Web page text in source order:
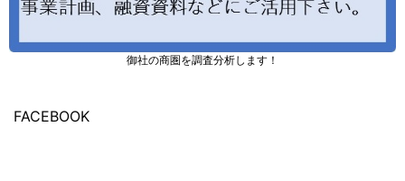
御社の商圏を調査分析します！
FACEBOOK